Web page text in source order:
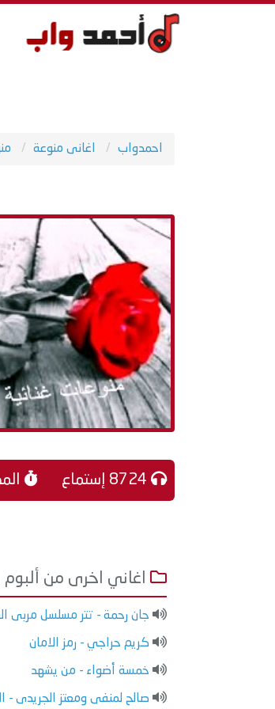
احمدواب اغانى منوعة
اغاني اخرى من
جان رحمة - تتر مسلسل مربى
كريم حراجي - رمز الامان
خمسة أضواء - من يشهد
صالح لمنفى ومعتز الجريدى -